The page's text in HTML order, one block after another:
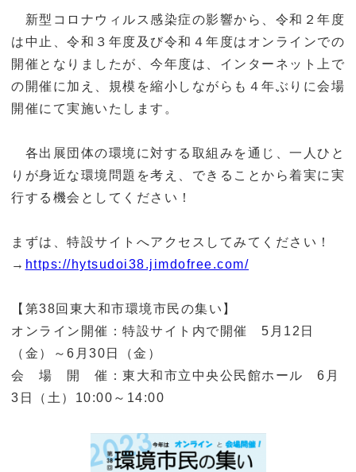
新型コロナウィルス感染症の影響から、令和２年度
は中止、令和３年度及び令和４年度はオンラインでの
開催となりましたが、今年度は、インターネット上で
の開催に加え、規模を縮小しながらも４年ぶりに会場
開催にて実施いたします。
各出展団体の環境に対する取組みを通じ、一人ひと
りが身近な環境問題を考え、できることから着実に実
行する機会としてください！
まずは、特設サイトへアクセスしてみてください！
→ https://hytsudoi38.jimdofree.com/
【第38回東大和市環境市民の集い】
オンライン開催：特設サイト内で開催 5月12日
（金）～6月30日（金）
会 場 開 催：東大和市立中央公民館ホール 6月
3日（土）10:00～14:00